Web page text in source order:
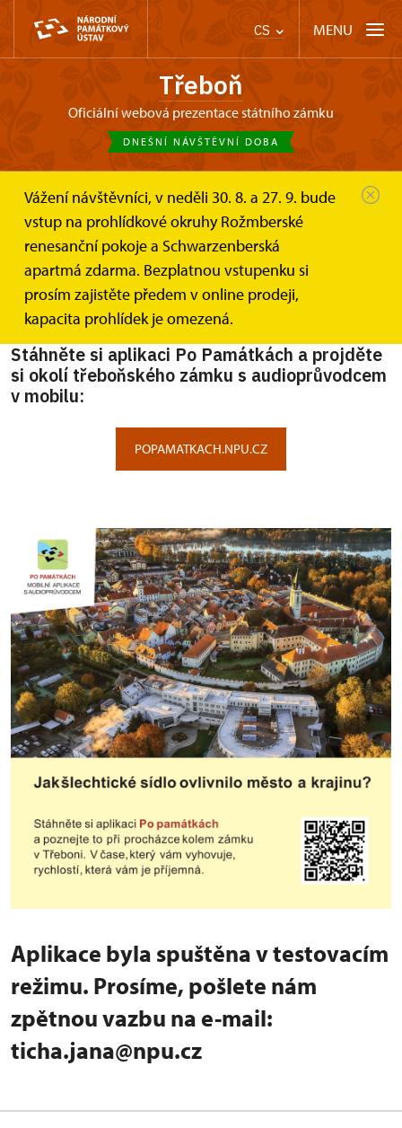
CS MENU
Třeboň
oficiální webová prezentace státního zámku
DNEŠNÍ NÁVŠTĚVNÍ DOBA
Vážení návštěvníci, v neděli 30. 8. a 27. 9. bude
vstup na prohlídkové okruhy Rožmberské
renesanční pokoje a Schwarzenberská
apartmá zdarma. Bezplatnou vstupenku si
prosím zajistěte předem v online prodeji,
kapacita prohlídek je omezená.
Třeboň O zámku Audioprůvodce do mobilu
Audioprůvodce do mobilu
Jak šlechtické sídlo ovlivnilo město a krajinu?
Stáhněte si aplikaci Po Památkách a projděte
si okolí třeboňského zámku s audioprůvodcem
v mobilu:
POPAMATKACH.NPU.CZ
Aplikace byla spuštěna v testovacím
režimu. Prosíme, pošlete nám
zpětnou vazbu na e-mail:
ticha.jana@npu.cz